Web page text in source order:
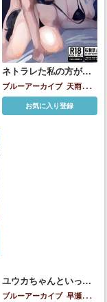
ネトラレた私の方があ
なたを満足させられま
す！！
ブルーアーカイブ 天雨ア
コ早瀬ユウカ
お気に入り登録
ユウカちゃんといっし
ょ♡
ブルーアーカイブ 早瀬ユウ